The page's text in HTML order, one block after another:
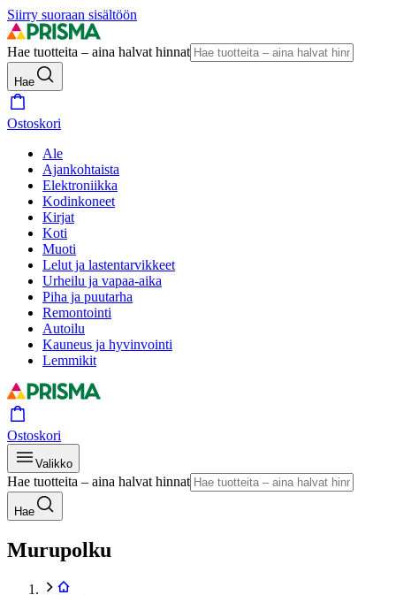
Siirry suoraan sisältöön
Hae tuotteita – aina halvat hinnat
Hae
Ostoskori
Ale
Ajankohtaista
Elektroniikka
Kodinkoneet
Kirjat
Koti
Muoti
Lelut ja lastentarvikkeet
Urheilu ja vapaa-aika
Piha ja puutarha
Remontointi
Autoilu
Kauneus ja hyvinvointi
Lemmikit
Ostoskori
Valikko
Hae tuotteita – aina halvat hinnat
Hae
Murupolku